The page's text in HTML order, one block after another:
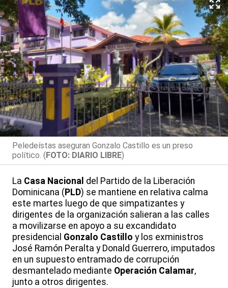
Peledeístas aseguran Gonzalo Castillo es un preso
político. (FOTO: DIARIO LIBRE)
La Casa Nacional del Partido de la Liberación
Dominicana ( PLD) se mantiene en relativa calma
este martes luego de que simpatizantes y
dirigentes de la organización salieran a las calles
a movilizarse en apoyo a su excandidato
presidencial Gonzalo Castillo y los exministros
José Ramón Peralta y Donald Guerrero, imputados
en un supuesto entramado de corrupción
desmantelado mediante Operación Calamar,
junto a otros dirigentes.